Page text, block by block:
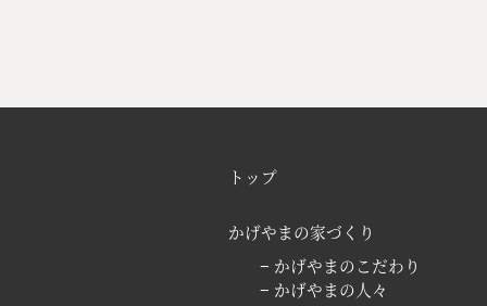
トップ
かげやまの家づくり
− かげやまのこだわり
− かげやまの人々